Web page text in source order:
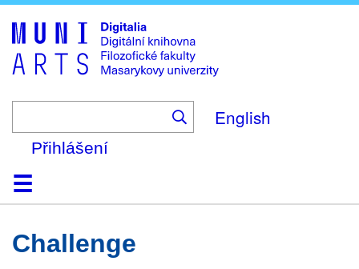
to
main
content
English
Přihlášení
DomůKolekce
Prohlížení
Vyhledávání
O platformě
Nápověda
KontaktDigitalia
Challenge